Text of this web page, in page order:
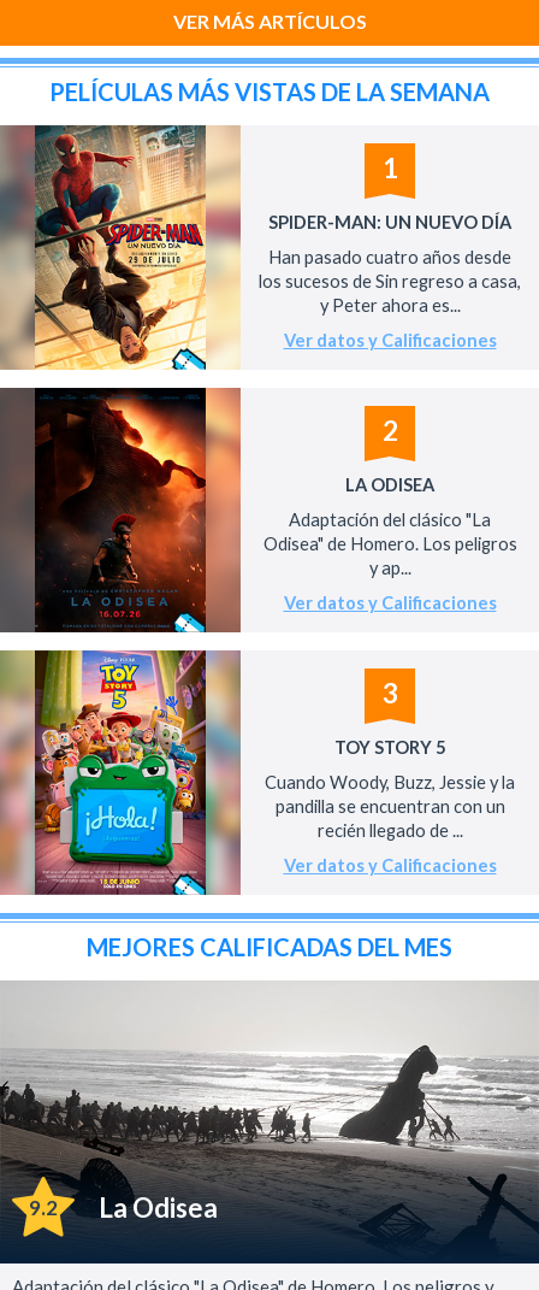
VER MÁS ARTÍCULOS
PELÍCULAS MÁS VISTAS DE LA SEMANA
1
SPIDER-MAN: UN NUEVO DÍA
Han pasado cuatro años desde
los sucesos de Sin regreso a casa,
y Peter ahora es...
Ver datos y Calificaciones
2
LA ODISEA
Adaptación del clásico "La
Odisea" de Homero. Los peligros
y ap...
Ver datos y Calificaciones
3
TOY STORY 5
Cuando Woody, Buzz, Jessie y la
pandilla se encuentran con un
recién llegado de ...
Ver datos y Calificaciones
MEJORES CALIFICADAS DEL MES
9.2 La Odisea